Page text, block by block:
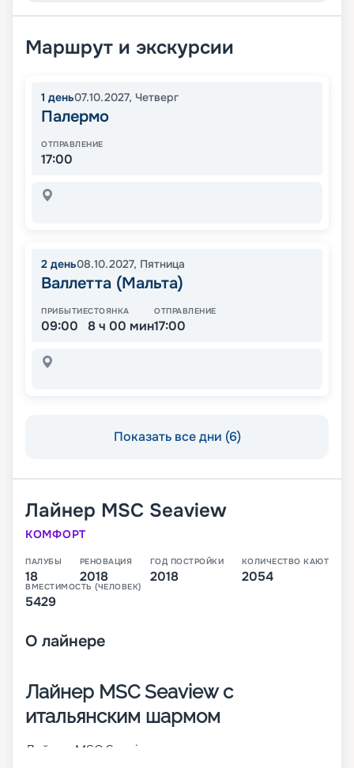
Маршрут и экскурсии
1 день07.10.2027, Четверг
Палермо
ОТПРАВЛЕНИЕ
17:00
2 день08.10.2027, Пятница
Валлетта (Мальта)
ПРИБЫТИЕ
09:00
СТОЯНКА
8 ч 00 мин
ОТПРАВЛЕНИЕ
17:00
Показать все дни (6)
Лайнер MSC Seaview
КОМФОРТ
ПАЛУБЫ
18
РЕНОВАЦИЯ
2018
ГОД ПОСТРОЙКИ
2018
КОЛИЧЕСТВО КАЮТ
2054
ВМЕСТИМОСТЬ (ЧЕЛОВЕК)
5429
О лайнере
Лайнер MSC Seaview с
итальянским шармом
Лайнер MSC Seaview – это второе судно класса